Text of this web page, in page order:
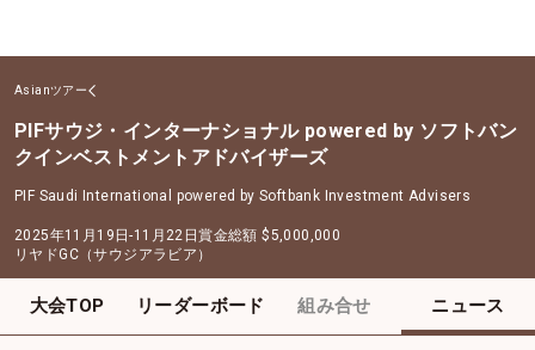
Asianツアー
PIFサウジ・インターナショナル powered by ソフトバン
クインベストメントアドバイザーズ
PIF Saudi International powered by Softbank Investment Advisers
2025年11月19日-11月22日賞金総額 $5,000,000
リヤドGC（サウジアラビア）
大会TOP リーダーボード 組み合せ ニュース